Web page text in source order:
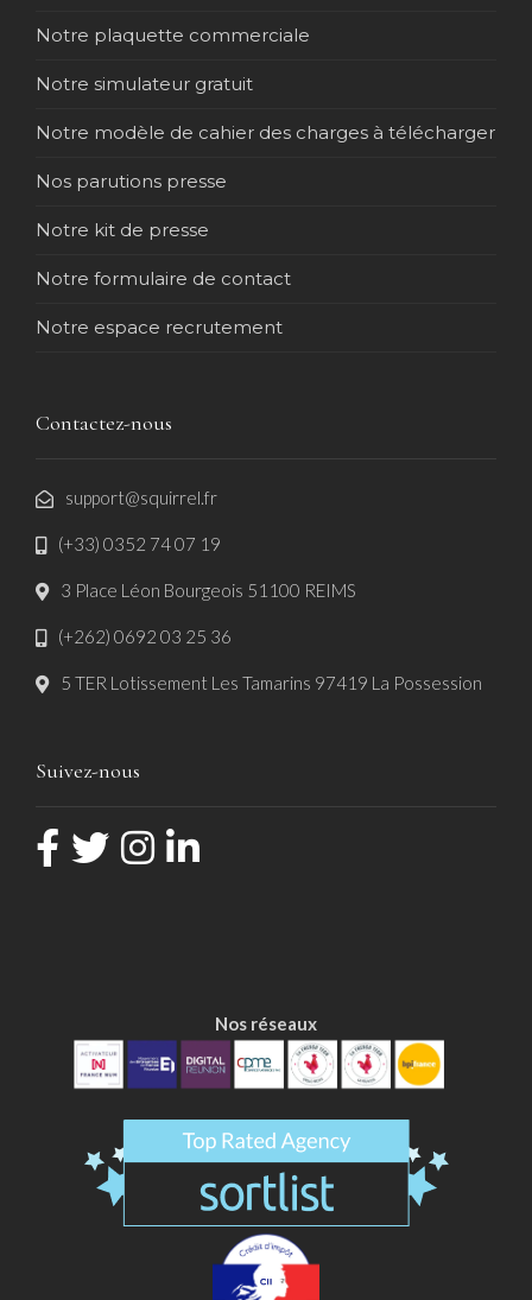
Notre plaquette commerciale
Notre simulateur gratuit
Notre modèle de cahier des charges à télécharger
Nos parutions presse
Notre kit de presse
Notre formulaire de contact
Notre espace recrutement
Contactez-nous
support@squirrel.fr
(+33) 0352 74 07 19
3 Place Léon Bourgeois 51100 REIMS
(+262) 0692 03 25 36
5 TER Lotissement Les Tamarins 97419 La Possession
Suivez-nous
Nos réseaux